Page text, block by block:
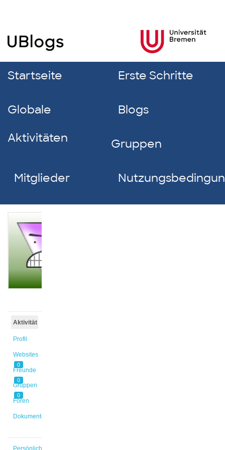
Startseite Erste Schritte
Globale
Aktivitäten
Blogs
Gruppen
Mitglieder
Aktivität
Profil
Websites
0
Freunde
0
Gruppen
0
Foren
Dokumente
Persönlich